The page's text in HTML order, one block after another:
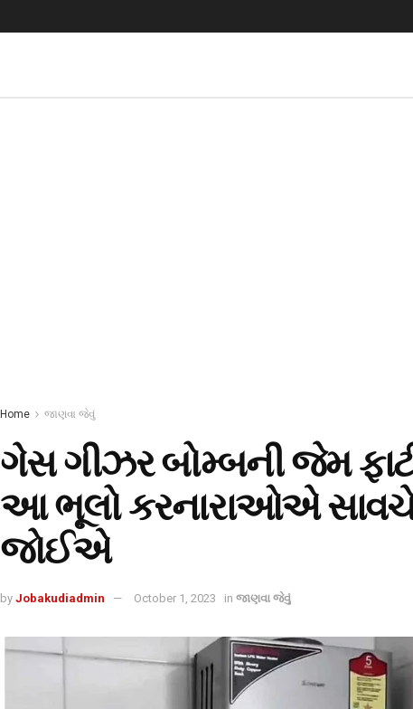
Home જાણવા જેવું
ગેસ ગીઝર બોમ્બની જેમ
આ ભૂલો કરનારાઓએ
જોઈએ
by Jobakudiadmin October 1, 2023 in જાણવા જેવું